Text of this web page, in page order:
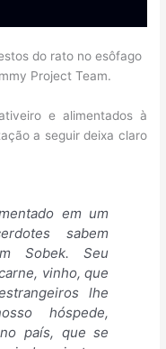
do rato no esôfago
Project Team.
e alimentados à
a seguir deixa claro
em um
sabem
Sobek. Seu
vinho, que
lhe
hóspede,
país, que se